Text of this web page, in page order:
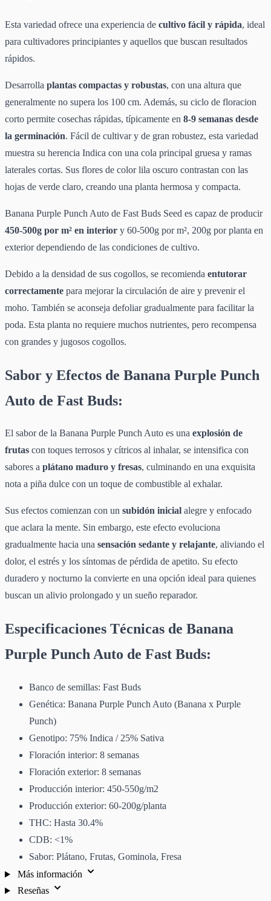
Esta variedad ofrece una experiencia de cultivo fácil y rápida, ideal
para cultivadores principiantes y aquellos que buscan resultados
rápidos.
Desarrolla plantas compactas y robustas, con una altura que
generalmente no supera los 100 cm. Además, su ciclo de floracion
corto permite cosechas rápidas, típicamente en 8-9 semanas desde
la germinación. Fácil de cultivar y de gran robustez, esta variedad
muestra su herencia Indica con una cola principal gruesa y ramas
laterales cortas. Sus flores de color lila oscuro contrastan con las
hojas de verde claro, creando una planta hermosa y compacta.
Banana Purple Punch Auto de Fast Buds Seed es capaz de producir
450-500g por m² en interior y 60-500g por m², 200g por planta en
exterior dependiendo de las condiciones de cultivo.
Debido a la densidad de sus cogollos, se recomienda entutorar
correctamente para mejorar la circulación de aire y prevenir el
moho. También se aconseja defoliar gradualmente para facilitar la
poda. Esta planta no requiere muchos nutrientes, pero recompensa
con grandes y jugosos cogollos.
Sabor y Efectos de Banana Purple Punch
Auto de Fast Buds:
El sabor de la Banana Purple Punch Auto es una explosión de
frutas con toques terrosos y cítricos al inhalar, se intensifica con
sabores a plátano maduro y fresas, culminando en una exquisita
nota a piña dulce con un toque de combustible al exhalar.
Sus efectos comienzan con un subidón inicial alegre y enfocado
que aclara la mente. Sin embargo, este efecto evoluciona
gradualmente hacia una sensación sedante y relajante, aliviando el
dolor, el estrés y los síntomas de pérdida de apetito. Su efecto
duradero y nocturno la convierte en una opción ideal para quienes
buscan un alivio prolongado y un sueño reparador.
Especificaciones Técnicas de Banana
Purple Punch Auto de Fast Buds:
Banco de semillas: Fast Buds
Genética: Banana Purple Punch Auto (Banana x Purple
Punch)
Genotipo: 75% Indica / 25% Sativa
Floración interior: 8 semanas
Floración exterior: 8 semanas
Producción interior: 450-550g/m2
Producción exterior: 60-200g/planta
THC: Hasta 30.4%
CDB: <1%
Sabor: Plátano, Frutas, Gominola, Fresa
Más información
Reseñas